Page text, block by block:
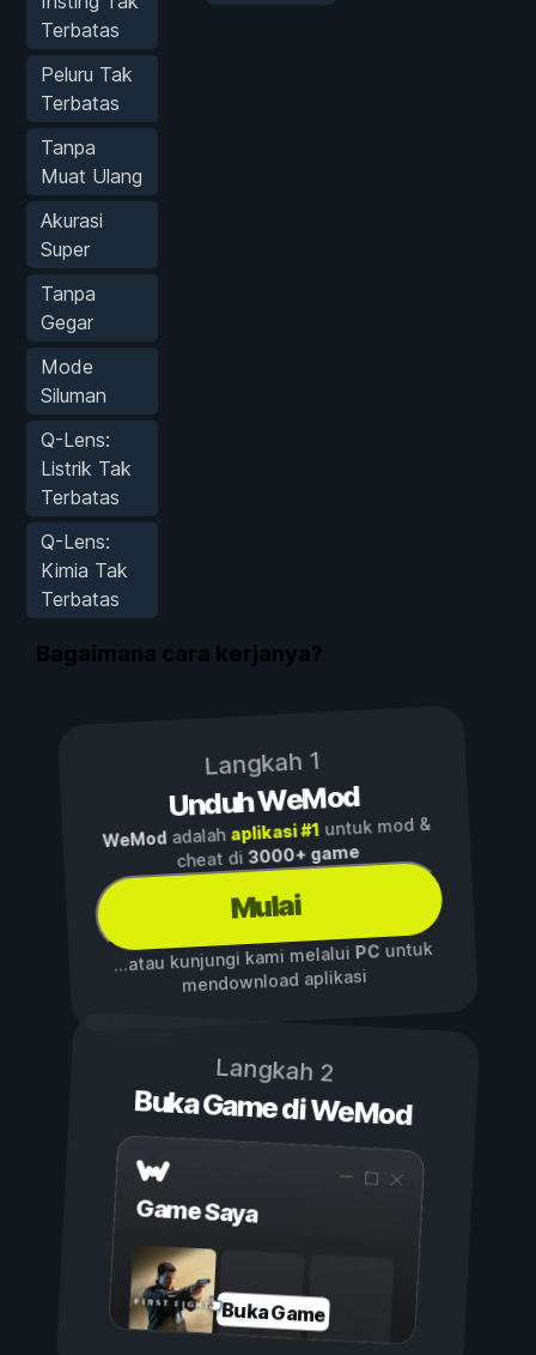
Terbatas
Peluru Tak
Terbatas
Tanpa
Muat Ulang
Akurasi
Super
Tanpa
Gegar
Mode
Siluman
Q-Lens:
Listrik Tak
Terbatas
Q-Lens:
Kimia Tak
Terbatas
Bagaimana cara kerjanya?
Langkah 1
Unduh WeMod
WeModadalah aplikasi #1untuk mod &
cheat di3000+ game
Mulai
...atau kunjungi kami melalui PCuntuk
mendownload aplikasi
Langkah 2
Buka Game di WeMod
Game Saya
Buka Game